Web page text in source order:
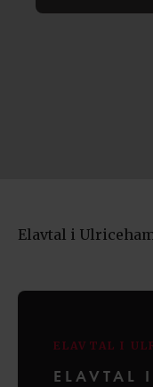
Elavtal i
ELAVTAL I
ELAVTAL